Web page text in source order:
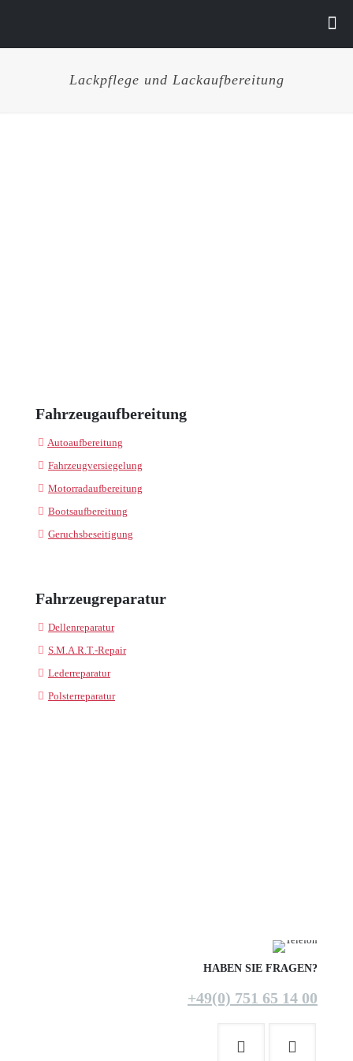
Lackpflege und Lackaufbereitung
Fahrzeugaufbereitung
Autoaufbereitung
Fahrzeugversiegelung
Motorradaufbereitung
Bootsaufbereitung
Geruchsbeseitigung
Fahrzeugreparatur
Dellenreparatur
S.M.A.R.T.-Repair
Lederreparatur
Polsterreparatur
HABEN SIE FRAGEN?
+49(0) 751 65 14 00